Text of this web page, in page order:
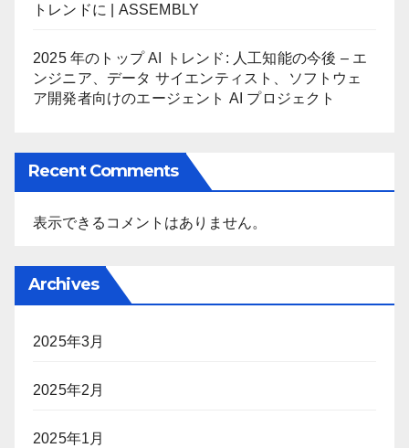
トレンドに | ASSEMBLY
2025 年のトップ AI トレンド: 人工知能の今後 – エ
ンジニア、データ サイエンティスト、ソフトウェ
ア開発者向けのエージェント AI プロジェクト
Recent Comments
表示できるコメントはありません。
Archives
2025年3月
2025年2月
2025年1月